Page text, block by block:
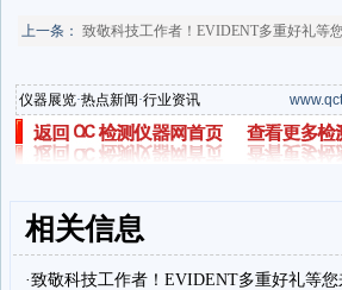
上一条： 致敬科技工作者！EVIDENT多重好礼等
仪器展览·热点新闻·行业资讯
相关信息
·致敬科技工作者！EVIDENT多重好礼等您